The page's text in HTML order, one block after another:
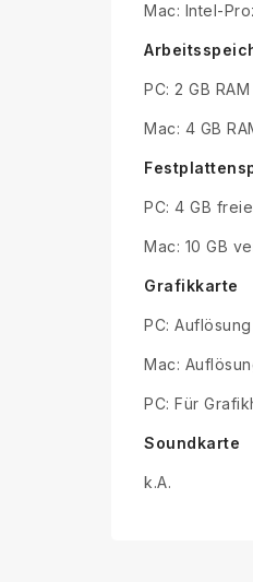
Mac: Intel-
PC: 2 GB
Mac: 4 GB
PC: 4 GB
Mac: 10 GB
Grafikkarte
PC:
Mac:
PC: Für
Soundkarte
k.A.